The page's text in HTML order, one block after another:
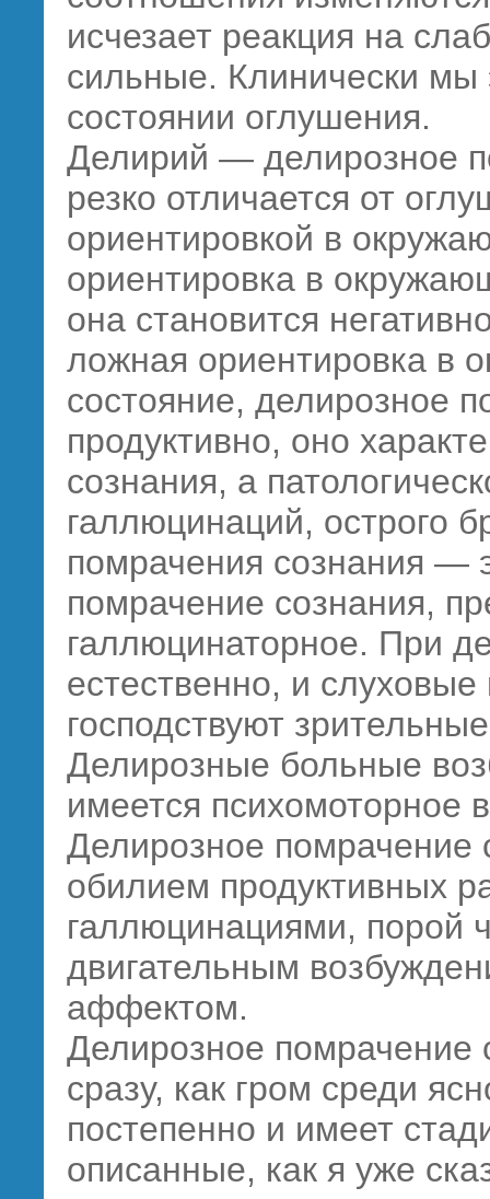
исчезает реакция на
сильные. Клинически мы
состоянии оглушения.
Делирий — делирозное
резко отличается от
ориентировкой в
ориентировка в
она становится
ложная ориентировка в
состояние, делирозное
продуктивно, оно
сознания, а
галлюцинаций, острого
помрачения сознания —
помрачение сознания,
галлюцинаторное. При
естественно, и
господствуют
Делирозные больные
имеется психомоторное
Делирозное помрачение
обилием продуктивных
галлюцинациями, порой
двигательным
аффектом.
Делирозное помрачение
сразу, как гром среди
постепенно и имеет
описанные, как я уже